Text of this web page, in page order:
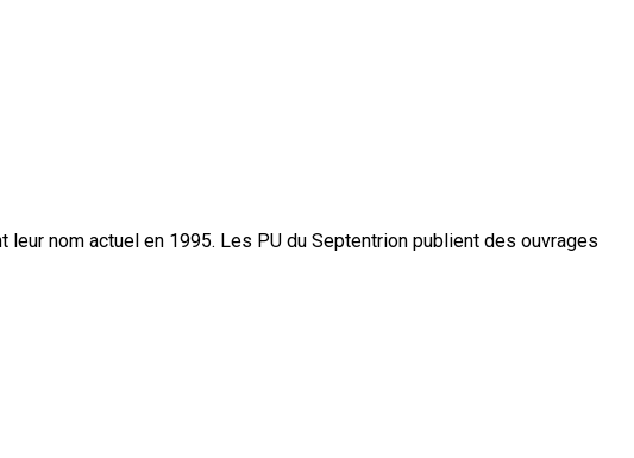
nom actuel en 1995. Les PU du Septentrion publient des ouvrages